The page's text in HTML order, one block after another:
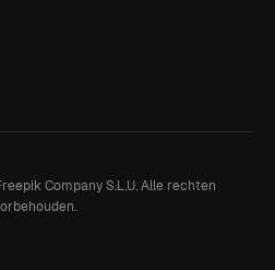
Company S.L.U. Alle rechten
.